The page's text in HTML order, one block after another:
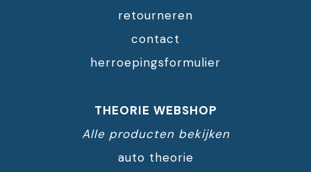
retourneren
contact
herroepingsformulier
THEORIE WEBSHOP
Alle producten bekijken
auto theorie